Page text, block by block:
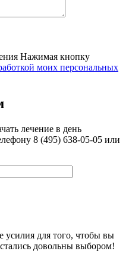
Нажимая кнопку
моих персональных
лечение в день
8 (495) 638-05-05 или
усилия для того, чтобы вы
довольны выбором!